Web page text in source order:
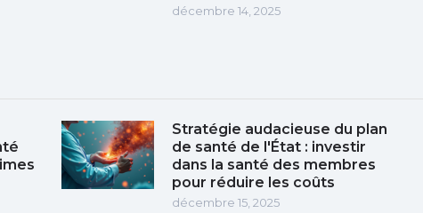
décembre 14, 2025
Stratégie audacieuse du plan
de santé de l'État : investir
dans la santé des membres
pour réduire les coûts
décembre 15, 2025